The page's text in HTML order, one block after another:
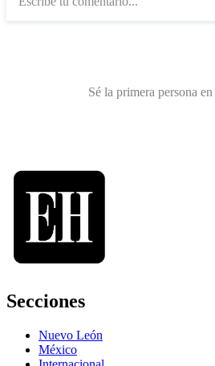
Secciones
Nuevo León
México